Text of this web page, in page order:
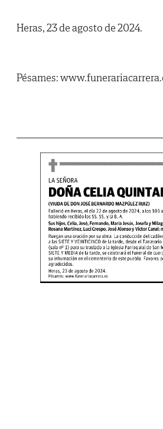
Heras, 23 de agosto de 2024.
Pésames: